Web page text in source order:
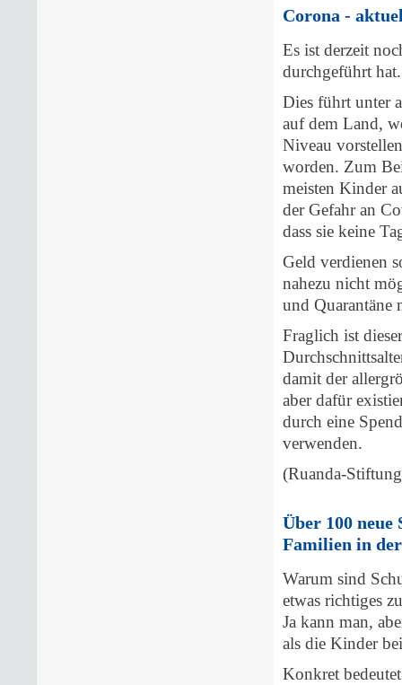
Corona -
Es ist derzeit
durchgeführt
Dies führt unter
auf dem Land,
Niveau
worden. Zum
meisten Kinder
der Gefahr an
dass sie keine
Geld verdienen
nahezu nicht
und Quarantäne
Fraglich ist
damit der
aber dafür
durch eine
verwenden.
(Ruanda-
Über 100
Familien in
Warum sind
etwas richtiges
Ja kann man,
als die Kinder
Konkret